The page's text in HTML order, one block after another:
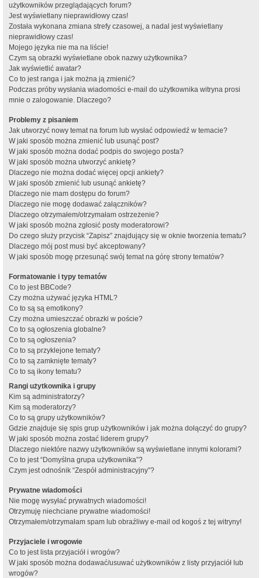
użytkowników przeglądających forum?
Jest wyświetlany nieprawidłowy czas!
Została wykonana zmiana strefy czasowej, a nadal jest wyświetlany
nieprawidłowy czas!
Mojego języka nie ma na liście!
Czym są obrazki wyświetlane obok nazwy użytkownika?
Jak wyświetlić awatar?
Co to jest ranga i jak można ją zmienić?
Podczas próby wysłania wiadomości e-mail do użytkownika witryna prosi
mnie o zalogowanie. Dlaczego?
Problemy z pisaniem
Jak utworzyć nowy temat na forum lub wysłać odpowiedź w temacie?
W jaki sposób można zmienić lub usunąć post?
W jaki sposób można dodać podpis do swojego posta?
W jaki sposób można utworzyć ankietę?
Dlaczego nie można dodać więcej opcji ankiety?
W jaki sposób zmienić lub usunąć ankietę?
Dlaczego nie mam dostępu do forum?
Dlaczego nie mogę dodawać załączników?
Dlaczego otrzymałem/otrzymałam ostrzeżenie?
W jaki sposób można zgłosić posty moderatorowi?
Do czego służy przycisk “Zapisz” znajdujący się w oknie tworzenia tematu?
Dlaczego mój post musi być akceptowany?
W jaki sposób mogę przesunąć swój temat na górę strony tematów?
Formatowanie i typy tematów
Co to jest BBCode?
Czy można używać języka HTML?
Co to są są emotikony?
Czy można umieszczać obrazki w poście?
Co to są ogłoszenia globalne?
Co to są ogłoszenia?
Co to są przyklejone tematy?
Co to są zamknięte tematy?
Co to są ikony tematu?
Rangi użytkownika i grupy
Kim są administratorzy?
Kim są moderatorzy?
Co to są grupy użytkowników?
Gdzie znajduje się spis grup użytkowników i jak można dołączyć do grupy?
W jaki sposób można zostać liderem grupy?
Dlaczego niektóre nazwy użytkowników są wyświetlane innymi kolorami?
Co to jest “Domyślna grupa użytkownika”?
Czym jest odnośnik “Zespół administracyjny”?
Prywatne wiadomości
Nie mogę wysyłać prywatnych wiadomości!
Otrzymuję niechciane prywatne wiadomości!
Otrzymałem/otrzymałam spam lub obraźliwy e-mail od kogoś z tej witryny!
Przyjaciele i wrogowie
Co to jest lista przyjaciół i wrogów?
W jaki sposób można dodawać/usuwać użytkowników z listy przyjaciół lub
wrogów?